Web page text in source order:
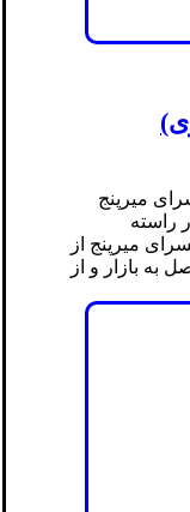
میرپنج
راسته
میرپنج از
بازار و از